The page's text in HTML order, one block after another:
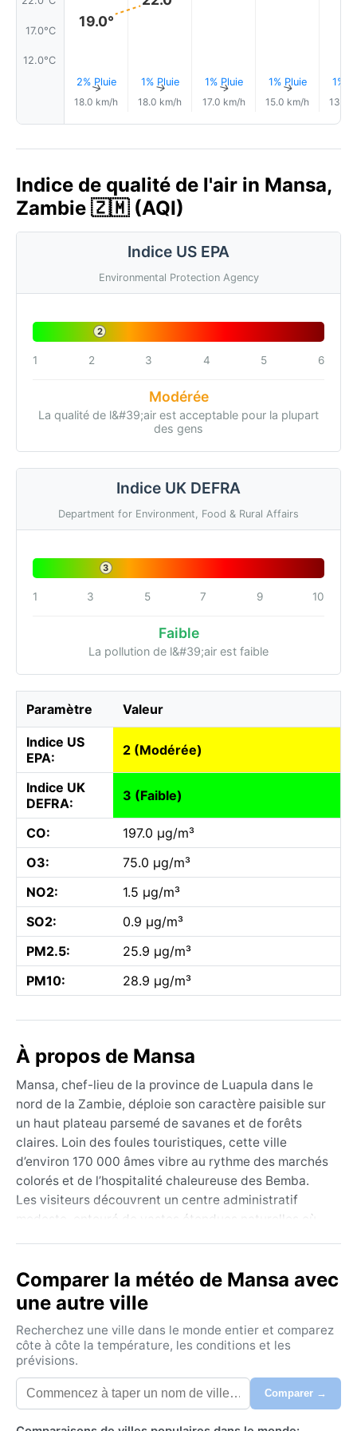
17.0°C
12.0°C
19.0°
2% Pluie
↑
18.0 km/h
1% Pluie
↑
18.0 km/h
1% Pluie
↑
17.0 km/h
1% Pluie
↑
15.0 km/h
1%
13.0
Indice de qualité de l'air in Mansa,
Zambie 🇿🇲 (AQI)
Indice US EPA
Environmental Protection Agency
2
1 2 3 4 5 6
Modérée
La qualité de l&#39;air est acceptable pour la plupart
des gens
Indice UK DEFRA
Department for Environment, Food & Rural Affairs
3
1 3 5 7 9 10
Faible
La pollution de l&#39;air est faible
Paramètre Valeur
Indice US
EPA:
2 (Modérée)
Indice UK
DEFRA:
3 (Faible)
CO:
197.0 µg/m³
O3:
75.0 µg/m³
NO2:
1.5 µg/m³
SO2:
0.9 µg/m³
PM2.5:
25.9 µg/m³
PM10:
28.9 µg/m³
À propos de Mansa
Mansa, chef-lieu de la province de Luapula dans le
nord de la Zambie, déploie son caractère paisible sur
un haut plateau parsemé de savanes et de forêts
claires. Loin des foules touristiques, cette ville
d’environ 170 000 âmes vibre au rythme des marchés
colorés et de l’hospitalité chaleureuse des Bemba.
Les visiteurs découvrent un centre administratif
modeste, entouré de vastes étendues naturelles où
comme le lac Bangweulu – attirent ornithologues et
amateurs de nature sauvage. L’ambiance y est
décontractée, celle d’une porte d’entrée vers les
contrées encore préservées du Nord zambien.
Sous la classification de Köppen Cwa (subtropical
humide à hiver sec), Mansa connaît trois saisons bien
tranchées. L’été austral, de novembre à mars, est
Comparer la météo de Mansa avec
une autre ville
Recherchez une ville dans le monde entier et comparez
côte à côte la température, les conditions et les
prévisions.
Comparer →